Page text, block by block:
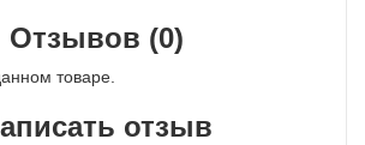
Отзывов (0)
товаре.
отзыв